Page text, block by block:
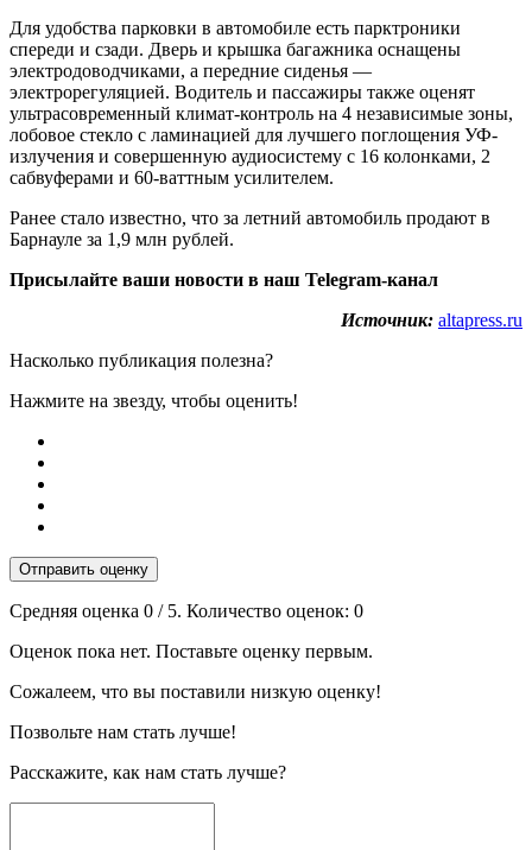
Для удобства парковки в автомобиле есть парктроники
спереди и сзади. Дверь и крышка багажника оснащены
электродоводчиками, а передние сиденья —
электрорегуляцией. Водитель и пассажиры также оценят
ультрасовременный климат-контроль на 4 независимые зоны,
лобовое стекло с ламинацией для лучшего поглощения УФ-
излучения и совершенную аудиосистему с 16 колонками, 2
сабвуферами и 60-ваттным усилителем.
Ранее стало известно, что за летний автомобиль продают в
Барнауле за 1,9 млн рублей.
Присылайте ваши новости в наш Telegram-канал
Источник: altapress.ru
Насколько публикация полезна?
Нажмите на звезду, чтобы оценить!
Отправить оценку
Средняя оценка 0 / 5. Количество оценок: 0
Оценок пока нет. Поставьте оценку первым.
Сожалеем, что вы поставили низкую оценку!
Позвольте нам стать лучше!
Расскажите, как нам стать лучше?